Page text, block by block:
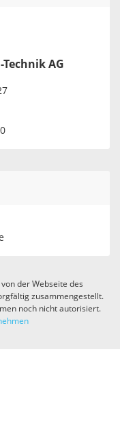
AG
der Webseite des
zusammengestellt.
noch nicht autorisiert.